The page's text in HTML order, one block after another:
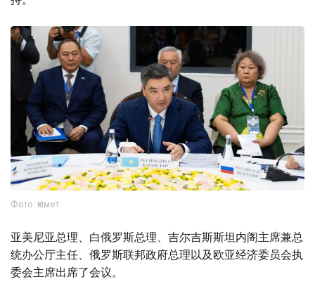
Фото: Үкімет
亚美尼亚总理、白俄罗斯总理、吉尔吉斯斯坦内阁主席兼总
统办公厅主任、俄罗斯联邦政府总理以及欧亚经济委员会执
委会主席出席了会议。